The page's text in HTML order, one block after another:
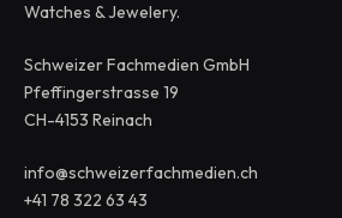
Watches & Jewelery.
Schweizer Fachmedien GmbH
Pfeffingerstrasse 19
CH-4153 Reinach
info@schweizerfachmedien.ch
+41 78 322 63 43